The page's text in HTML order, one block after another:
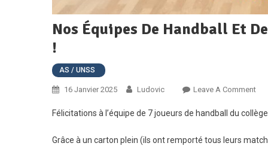
Nos Équipes De Handball Et
!
AS / UNSS
16 Janvier 2025 Ludovic Leave A CommentOn
Félicitations à l’équipe de 7 joueurs de handball du collège
Grâce à un carton plein (ils ont remporté tous leurs